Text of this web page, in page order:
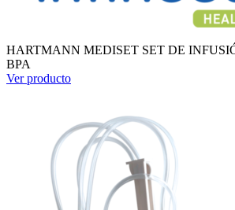
HARTMANN MEDISET SET DE
BPA
Ver producto